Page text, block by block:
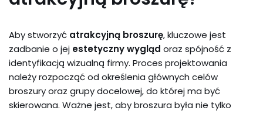
Aby stworzyć atrakcyjną broszurę, kluczowe jest
zadbanie o jej estetyczny wygląd oraz spójność z
identyfikacją wizualną firmy. Proces projektowania
należy rozpocząć od określenia głównych celów
broszury oraz grupy docelowej, do której ma być
skierowana. Ważne jest, aby broszura była nie tylko